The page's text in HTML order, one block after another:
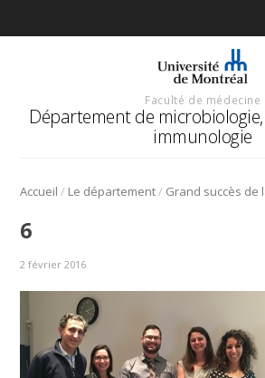
Faculté de médecine
Département de
immunologie
Accueil / Le département/
6
2 février 2016